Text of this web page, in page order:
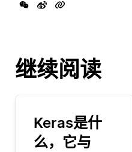
继续阅读
Keras是什
么，它与